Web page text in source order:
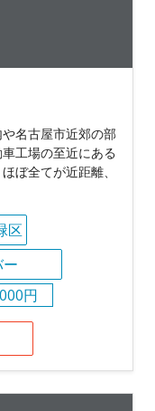
名古屋市近郊の部
工場の至近にある
ぼ全てが近距離、
区
円